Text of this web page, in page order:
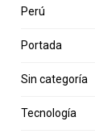
Perú
Portada
Sin categoría
Tecnología